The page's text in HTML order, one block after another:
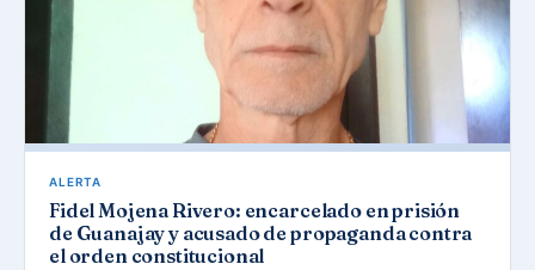
ALERTA
Fidel Mojena Rivero: encarcelado en prisión
de Guanajay y acusado de propaganda contra
el orden constitucional